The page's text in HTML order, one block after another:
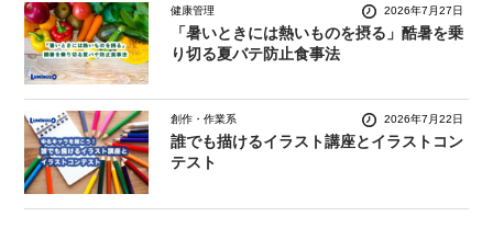
健康管理 2026年7月27日
「暑いときには熱いものを摂る」酷暑を乗
り切る夏バテ防止食事法
創作・作業系 2026年7月22日
誰でも描けるイラスト講座とイラストコン
テスト